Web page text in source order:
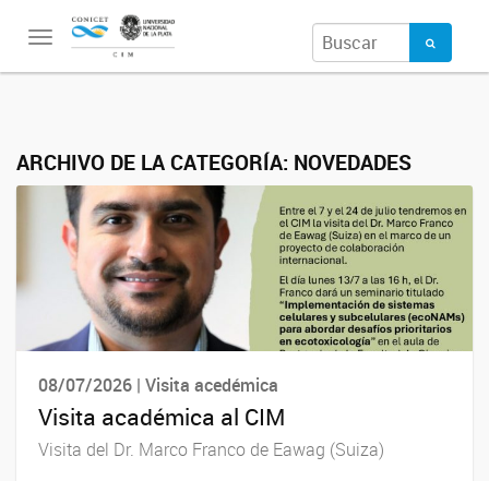
Toggle
navigation
ARCHIVO DE LA CATEGORÍA: NOVEDADES
08/07/2026 | Visita acedémica
Visita académica al CIM
Visita del Dr. Marco Franco de Eawag (Suiza)